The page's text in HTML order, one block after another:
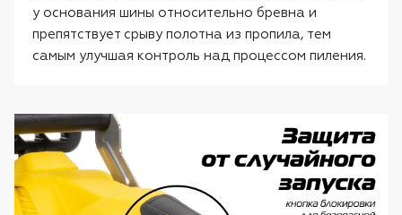
у основания шины относительно бревна и
препятствует срыву полотна из пропила, тем
самым улучшая контроль над процессом пиления.